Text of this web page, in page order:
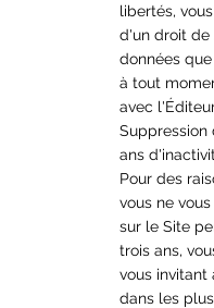
libertés,
d'un droit de
données
à tout
avec
Suppression
ans
Pour des
vous ne
sur le Site
trois ans,
vous invitant
dans les